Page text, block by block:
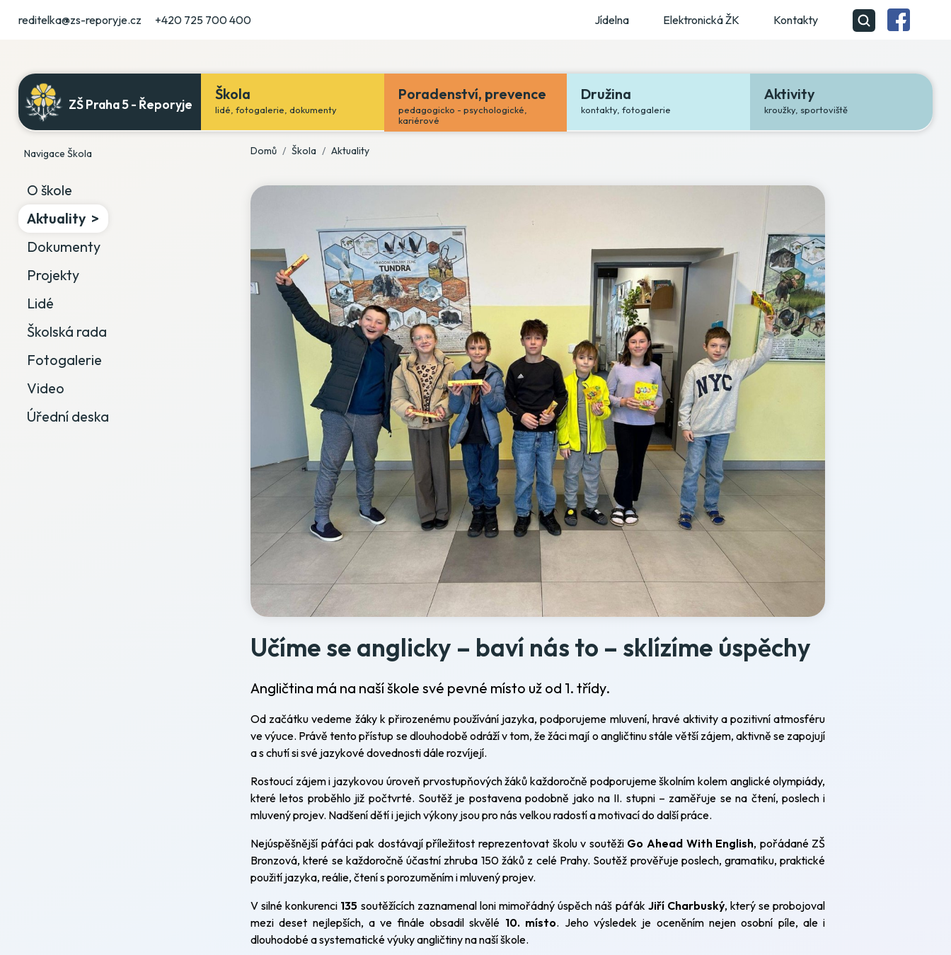
reditelka@zs-reporyje.cz +420 725 700 400 Jídelna Elektronická ŽK Kontakty
ZŠ Praha 5 - Řeporyje
Škola
lidé, fotogalerie, dokumenty
Poradenství, prevence
pedagogicko - psychologické,
kariérové
Družina
kontakty, fotogalerie
Aktivity
kroužky, sportoviště
Navigace Škola
O škole
Aktuality
Dokumenty
Projekty
Lidé
Školská rada
Fotogalerie
Video
Úřední deska
Domů Škola Aktuality
Učíme se anglicky – baví nás to – sklízíme úspěchy
Angličtina má na naší škole své pevné místo už od 1. třídy.
Od začátku vedeme žáky k přirozenému používání jazyka, podporujeme mluvení, hravé aktivity a pozitivní atmosféru
ve výuce. Právě tento přístup se dlouhodobě odráží v tom, že žáci mají o angličtinu stále větší zájem, aktivně se zapojují
a s chutí si své jazykové dovednosti dále rozvíjejí.
Rostoucí zájem i jazykovou úroveň prvostupňových žáků každoročně podporujeme školním kolem anglické olympiády,
které letos proběhlo již počtvrté. Soutěž je postavena podobně jako na II. stupni – zaměřuje se na čtení, poslech i
mluvený projev. Nadšení dětí i jejich výkony jsou pro nás velkou radostí a motivací do další práce.
Nejúspěšnější páťáci pak dostávají příležitost reprezentovat školu v soutěži Go Ahead With English, pořádané ZŠ
Bronzová, které se každoročně účastní zhruba 150 žáků z celé Prahy. Soutěž prověřuje poslech, gramatiku, praktické
použití jazyka, reálie, čtení s porozuměním i mluvený projev.
V silné konkurenci 135 soutěžících zaznamenal loni mimořádný úspěch náš páťák Jiří Charbuský, který se probojoval
mezi deset nejlepších, a ve finále obsadil skvělé 10. místo. Jeho výsledek je oceněním nejen osobní píle, ale i
dlouhodobé a systematické výuky angličtiny na naší škole.